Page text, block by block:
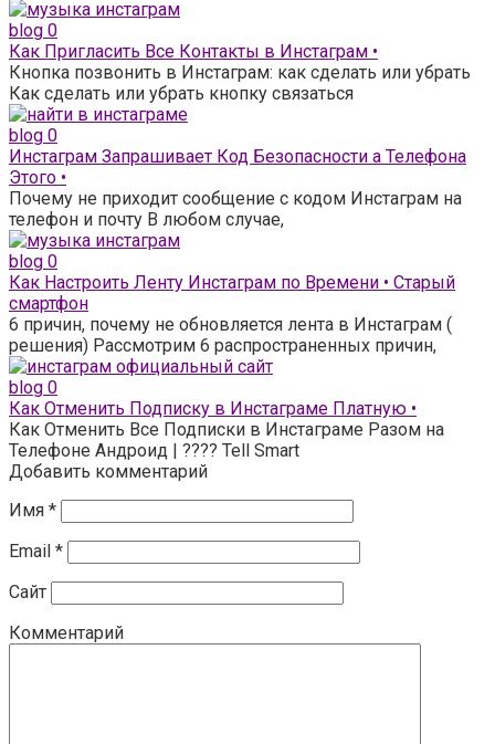
blog 0
Как Пригласить Все Контакты в Инстаграм •
Кнопка позвонить в Инстаграм: как сделать или убрать
Как сделать или убрать кнопку связаться
blog 0
Инстаграм Запрашивает Код Безопасности а Телефона
Этого •
Почему не приходит сообщение с кодом Инстаграм на
телефон и почту В любом случае,
blog 0
Как Настроить Ленту Инстаграм по Времени • Старый
смартфон
6 причин, почему не обновляется лента в Инстаграм (
решения) Рассмотрим 6 распространенных причин,
blog 0
Как Отменить Подписку в Инстаграме Платную •
Как Отменить Все Подписки в Инстаграме Разом на
Телефоне Андроид | ???? Tell Smart
Добавить комментарий
Имя *
Email *
Сайт
Комментарий